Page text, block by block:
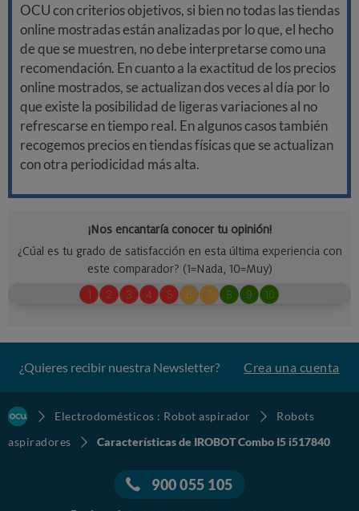
OCU con criterios objetivos, si bien no todas las tiendas
online mostradas están analizadas por lo que, el hecho
de que se muestren, no debe interpretarse como una
recomendación. En cuanto a la exactitud de los precios
online mostrados, se actualizan dos veces al día por lo
que existe la posibilidad de ligeras variaciones al no
refrescarse en tiempo real. En algunos casos también
recogemos precios en tiendas físicas que se actualizan
con otra periodicidad más alta.
¿Quieres recibir nuestra Newsletter? Crea una cuenta
Electrodomésticos : Robot aspirador
Robots
aspiradores
Características de IROBOT Combo I5 i517840
900 055 105